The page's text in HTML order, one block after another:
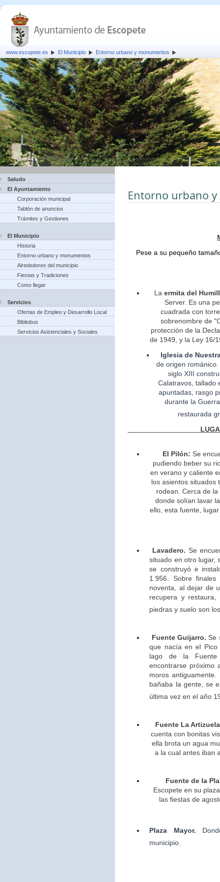
www.escopete.es El Municipio Entorno urbano y monumentos
Saludo
El Ayuntamiento
Corporación municipal
Tablón de anuncios
Trámites y Gestiones
El Municipio
Historia
Entorno urbano y monumentos
Alrededores del municipio
Fiestas y Tradiciones
Como llegar
Servicios
Ofertas de Empleo y Desarrollo Local
Bibliobus
Servicios Asistenciales y Sociales
Entorno urbano
Pese a su pequeño
La ermita del
Server. Es una
cuadrada con
sobrenombre de
protección de la
de 1949, y la Ley 16/
Iglesia de
deorigen
siglo XIII
Calatravos, tallado
apuntadas, rasgo
durante la
restaurada
El Pilón: Se
pudiendo beber su
en verano y caliente
los asientos situados
rodean. Cerca de
donde solían lavar
ello, esta fuente,
Lavadero. Se
situado en otro lugar,
se construyó e
1.956. Sobre
noventa, al dejar de
recupera y restaura,
piedras y suelo son
Fuente Guijarro. Se
que nacía en el
lago de la
encontrarse próximo
moros
bañaba la gente, se
última vez en el año
Fuente La
cuenta con bonitas
ella brota un agua
a la cual antes iban
Fuente de la
Escopete en su
las fiestas de
Plaza Mayor.
municipio.